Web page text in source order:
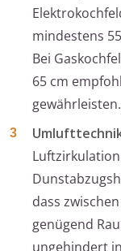
mindestens
Bei
65 cm
gewährleisten.
dass
genügend
ungehindert